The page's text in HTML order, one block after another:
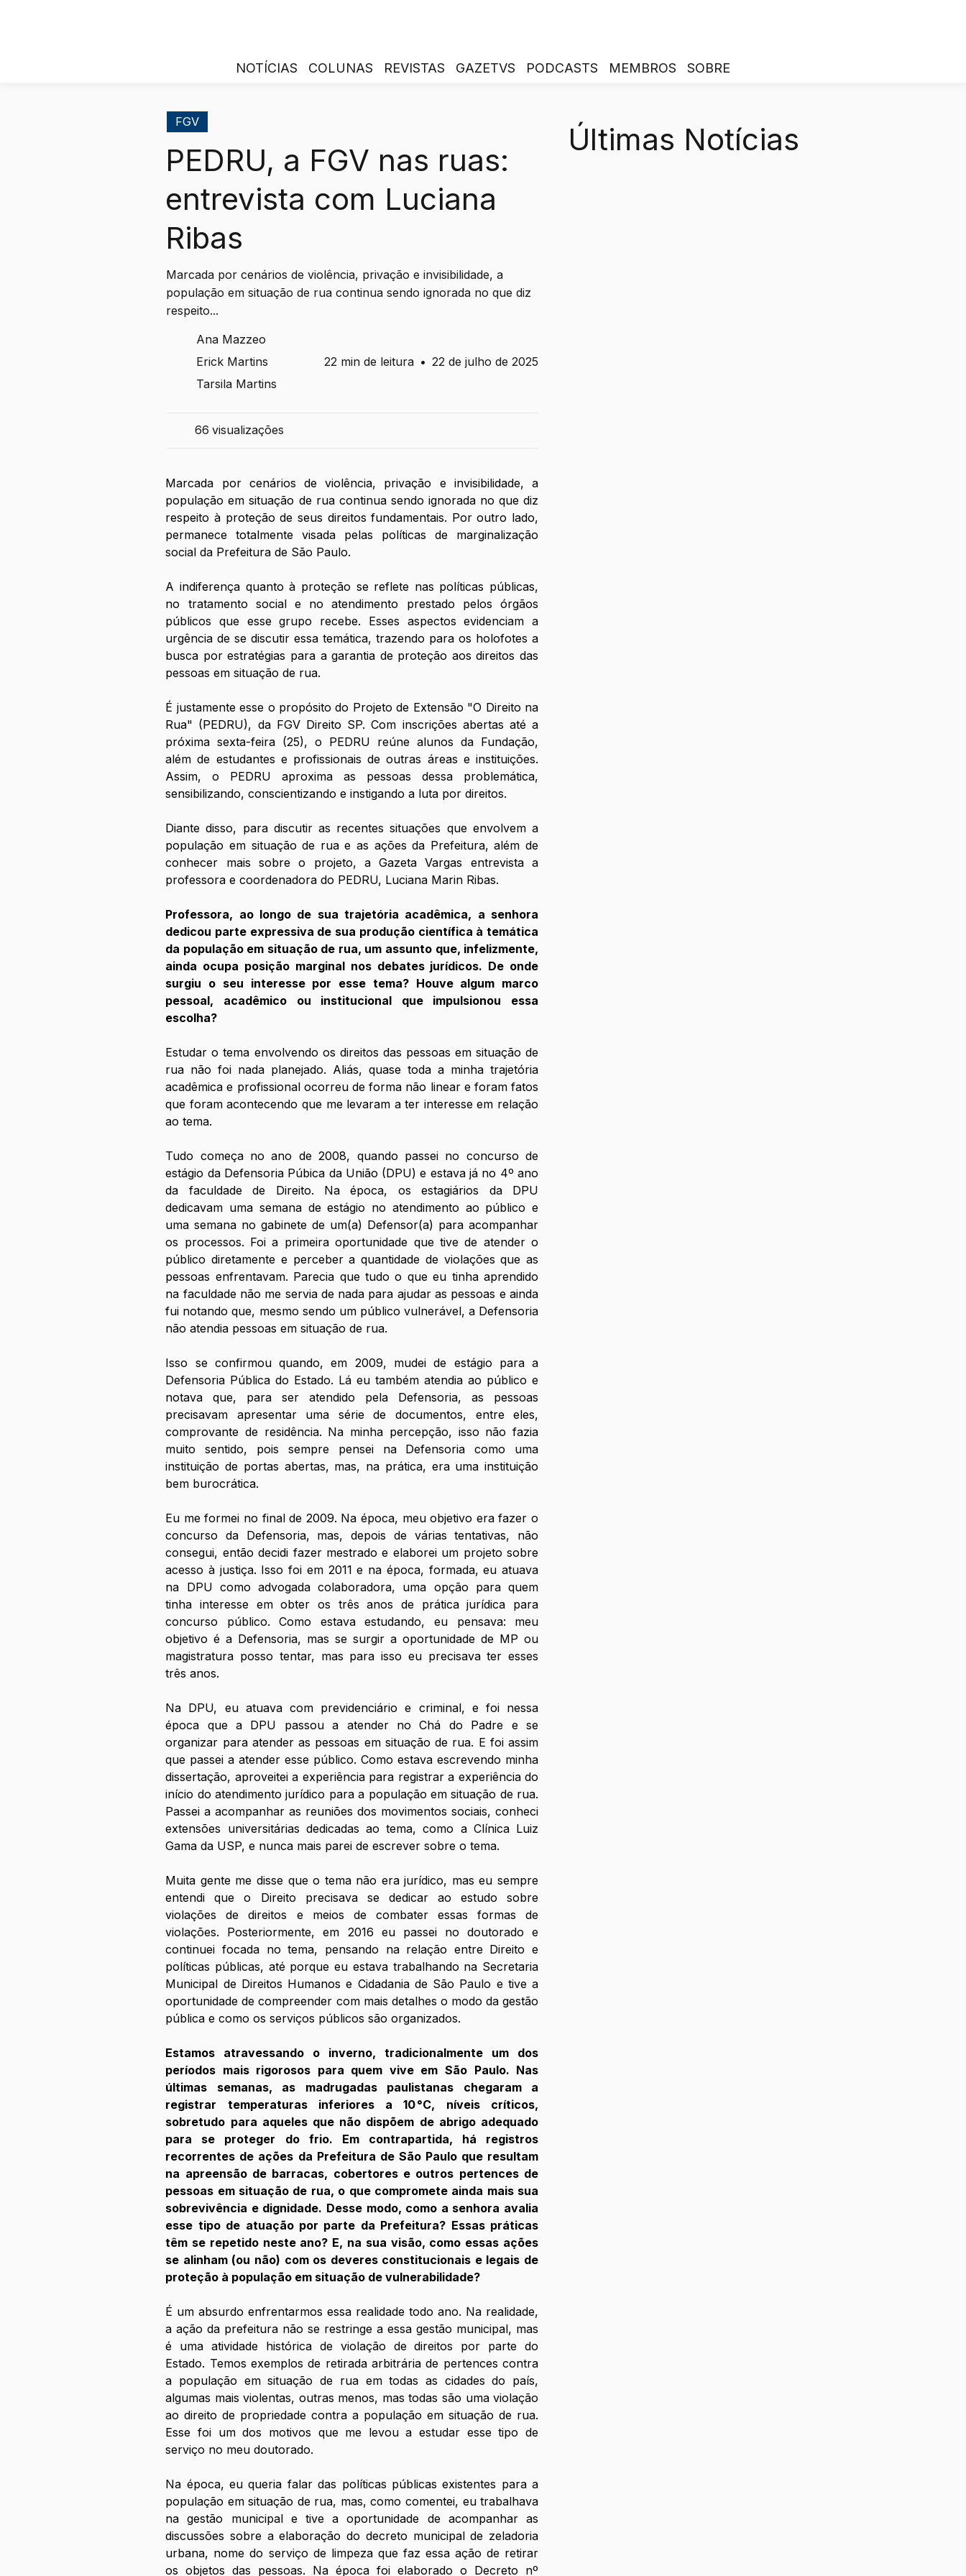
NOTÍCIAS COLUNAS REVISTAS GAZETVS PODCASTS MEMBROS SOBRE
FGV
PEDRU, a FGV nas ruas:
entrevista com Luciana
Ribas
Marcada por cenários de violência, privação e invisibilidade, a
população em situação de rua continua sendo ignorada no que diz
respeito...
Ana Mazzeo
Erick Martins
Tarsila Martins
22 min de leitura • 22 de julho de 2025
66 visualizações
Marcada por cenários de violência, privação e invisibilidade, a
população em situação de rua continua sendo ignorada no que diz
respeito à proteção de seus direitos fundamentais. Por outro lado,
permanece totalmente visada pelas políticas de marginalização
social da Prefeitura de São Paulo.
A indiferença quanto à proteção se reflete nas políticas públicas,
no tratamento social e no atendimento prestado pelos órgãos
públicos que esse grupo recebe. Esses aspectos evidenciam a
urgência de se discutir essa temática, trazendo para os holofotes a
busca por estratégias para a garantia de proteção aos direitos das
pessoas em situação de rua.
É justamente esse o propósito do Projeto de Extensão "O Direito na
Rua" (PEDRU), da FGV Direito SP. Com inscrições abertas até a
próxima sexta-feira (25), o PEDRU reúne alunos da Fundação,
além de estudantes e profissionais de outras áreas e instituições.
Assim, o PEDRU aproxima as pessoas dessa problemática,
sensibilizando, conscientizando e instigando a luta por direitos.
Diante disso, para discutir as recentes situações que envolvem a
população em situação de rua e as ações da Prefeitura, além de
conhecer mais sobre o projeto, a Gazeta Vargas entrevista a
professora e coordenadora do PEDRU, Luciana Marin Ribas.
Professora, ao longo de sua trajetória acadêmica, a senhora
dedicou parte expressiva de sua produção científica à temática
da população em situação de rua, um assunto que, infelizmente,
ainda ocupa posição marginal nos debates jurídicos. De onde
surgiu o seu interesse por esse tema? Houve algum marco
pessoal, acadêmico ou institucional que impulsionou essa
escolha?
Estudar o tema envolvendo os direitos das pessoas em situação de
rua não foi nada planejado. Aliás, quase toda a minha trajetória
acadêmica e profissional ocorreu de forma não linear e foram fatos
que foram acontecendo que me levaram a ter interesse em relação
ao tema.
Tudo começa no ano de 2008, quando passei no concurso de
estágio da Defensoria Púbica da União (DPU) e estava já no 4º ano
da faculdade de Direito. Na época, os estagiários da DPU
dedicavam uma semana de estágio no atendimento ao público e
uma semana no gabinete de um(a) Defensor(a) para acompanhar
os processos. Foi a primeira oportunidade que tive de atender o
público diretamente e perceber a quantidade de violações que as
pessoas enfrentavam. Parecia que tudo o que eu tinha aprendido
na faculdade não me servia de nada para ajudar as pessoas e ainda
fui notando que, mesmo sendo um público vulnerável, a Defensoria
não atendia pessoas em situação de rua.
Isso se confirmou quando, em 2009, mudei de estágio para a
Defensoria Pública do Estado. Lá eu também atendia ao público e
notava que, para ser atendido pela Defensoria, as pessoas
precisavam apresentar uma série de documentos, entre eles,
comprovante de residência. Na minha percepção, isso não fazia
muito sentido, pois sempre pensei na Defensoria como uma
instituição de portas abertas, mas, na prática, era uma instituição
bem burocrática.
Eu me formei no final de 2009. Na época, meu objetivo era fazer o
concurso da Defensoria, mas, depois de várias tentativas, não
consegui, então decidi fazer mestrado e elaborei um projeto sobre
acesso à justiça. Isso foi em 2011 e na época, formada, eu atuava
na DPU como advogada colaboradora, uma opção para quem
tinha interesse em obter os três anos de prática jurídica para
concurso público. Como estava estudando, eu pensava: meu
objetivo é a Defensoria, mas se surgir a oportunidade de MP ou
magistratura posso tentar, mas para isso eu precisava ter esses
três anos.
Na DPU, eu atuava com previdenciário e criminal, e foi nessa
época que a DPU passou a atender no Chá do Padre e se
organizar para atender as pessoas em situação de rua. E foi assim
que passei a atender esse público. Como estava escrevendo minha
dissertação, aproveitei a experiência para registrar a experiência do
início do atendimento jurídico para a população em situação de rua.
Passei a acompanhar as reuniões dos movimentos sociais, conheci
extensões universitárias dedicadas ao tema, como a Clínica Luiz
Gama da USP, e nunca mais parei de escrever sobre o tema.
Muita gente me disse que o tema não era jurídico, mas eu sempre
entendi que o Direito precisava se dedicar ao estudo sobre
violações de direitos e meios de combater essas formas de
violações. Posteriormente, em 2016 eu passei no doutorado e
continuei focada no tema, pensando na relação entre Direito e
políticas públicas, até porque eu estava trabalhando na Secretaria
Municipal de Direitos Humanos e Cidadania de São Paulo e tive a
oportunidade de compreender com mais detalhes o modo da gestão
pública e como os serviços públicos são organizados.
Estamos atravessando o inverno, tradicionalmente um dos
períodos mais rigorosos para quem vive em São Paulo. Nas
últimas semanas, as madrugadas paulistanas chegaram a
registrar temperaturas inferiores a 10 °C, níveis críticos,
sobretudo para aqueles que não dispõem de abrigo adequado
para se proteger do frio. Em contrapartida, há registros
recorrentes de ações da Prefeitura de São Paulo que resultam
na apreensão de barracas, cobertores e outros pertences de
pessoas em situação de rua, o que compromete ainda mais sua
sobrevivência e dignidade. Desse modo, como a senhora avalia
esse tipo de atuação por parte da Prefeitura? Essas práticas
têm se repetido neste ano? E, na sua visão, como essas ações
se alinham (ou não) com os deveres constitucionais e legais de
proteção à população em situação de vulnerabilidade?
É um absurdo enfrentarmos essa realidade todo ano. Na realidade,
a ação da prefeitura não se restringe a essa gestão municipal, mas
é uma atividade histórica de violação de direitos por parte do
Estado. Temos exemplos de retirada arbitrária de pertences contra
a população em situação de rua em todas as cidades do país,
algumas mais violentas, outras menos, mas todas são uma violação
ao direito de propriedade contra a população em situação de rua.
Esse foi um dos motivos que me levou a estudar esse tipo de
serviço no meu doutorado.
Na época, eu queria falar das políticas públicas existentes para a
população em situação de rua, mas, como comentei, eu trabalhava
na gestão municipal e tive a oportunidade de acompanhar as
discussões sobre a elaboração do decreto municipal de zeladoria
urbana, nome do serviço de limpeza que faz essa ação de retirar
os objetos das pessoas. Na época foi elaborado o Decreto nº
Últimas Notícias